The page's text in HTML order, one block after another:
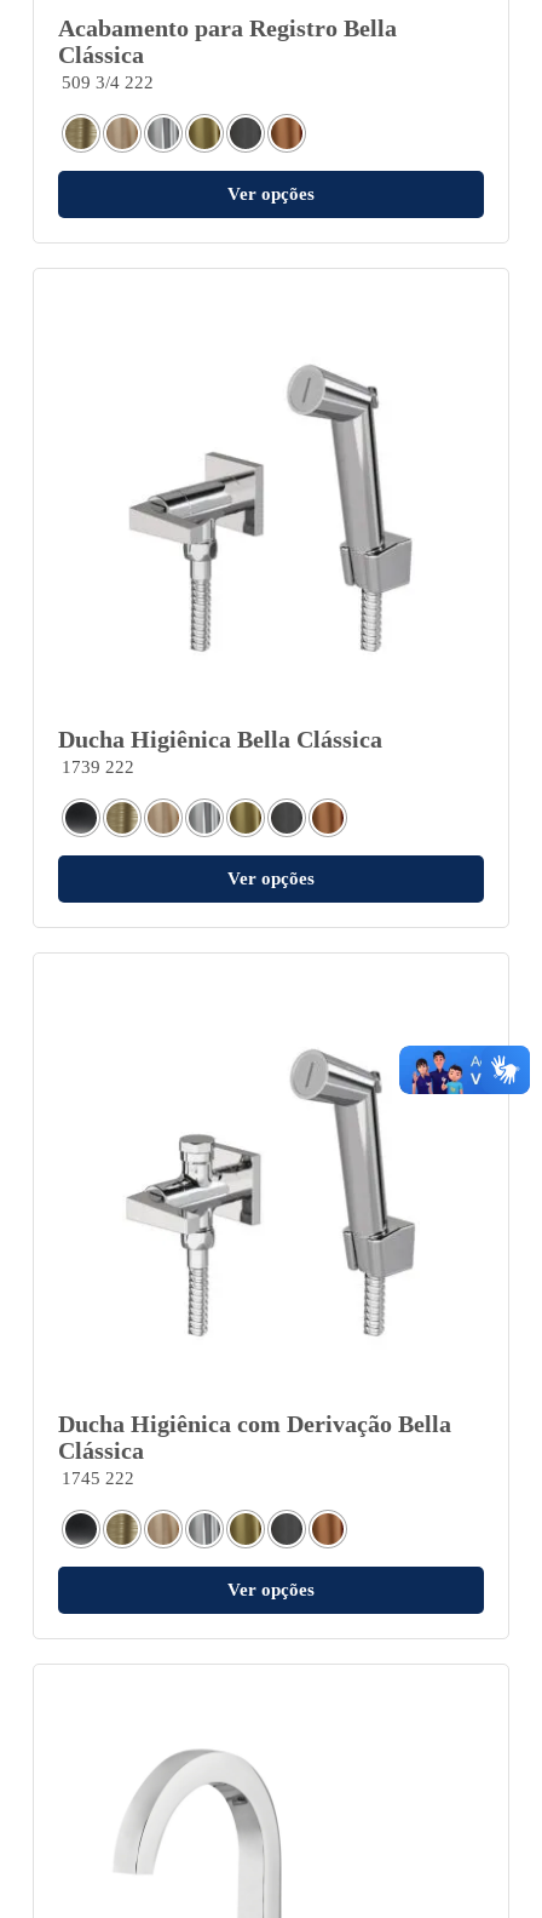
Acabamento para Registro Bella
Clássica
509 3/4 222
Ver opções
Ducha Higiênica Bella Clássica
1739 222
Ver opções
Ducha Higiênica com Derivação Bella
Clássica
1745 222
Ver opções